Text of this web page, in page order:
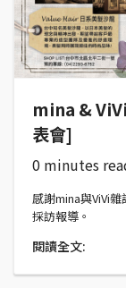
mina &
表會]
0 minutes
感謝mina與ViVi
採訪報導。
閱讀全文: